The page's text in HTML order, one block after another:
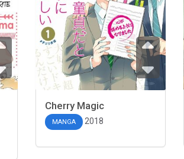
Cherry Magic
MANGA 2018